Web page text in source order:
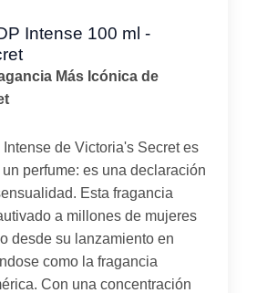
Intense 100 ml -
Más Icónica de
de Victoria's Secret es
perfume: es una declaración
Esta fragancia
a millones de mujeres
desde su lanzamiento en
como la fragancia
Con una concentración